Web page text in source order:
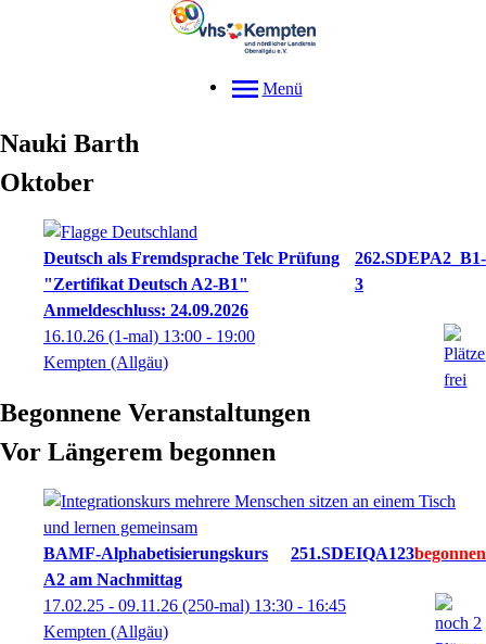
Menü
Nauki Barth
Oktober
Deutsch als Fremdsprache Telc Prüfung
"Zertifikat Deutsch A2-B1"
Anmeldeschluss: 24.09.2026
262.SDEPA2_B1-
3
16.10.26 (1-mal) 13:00 - 19:00
Kempten (Allgäu)
Begonnene Veranstaltungen
Vor Längerem begonnen
BAMF-Alphabetisierungskurs
A2 am Nachmittag
251.SDEIQA123
17.02.25 - 09.11.26 (250-mal) 13:30 - 16:45
Kempten (Allgäu)